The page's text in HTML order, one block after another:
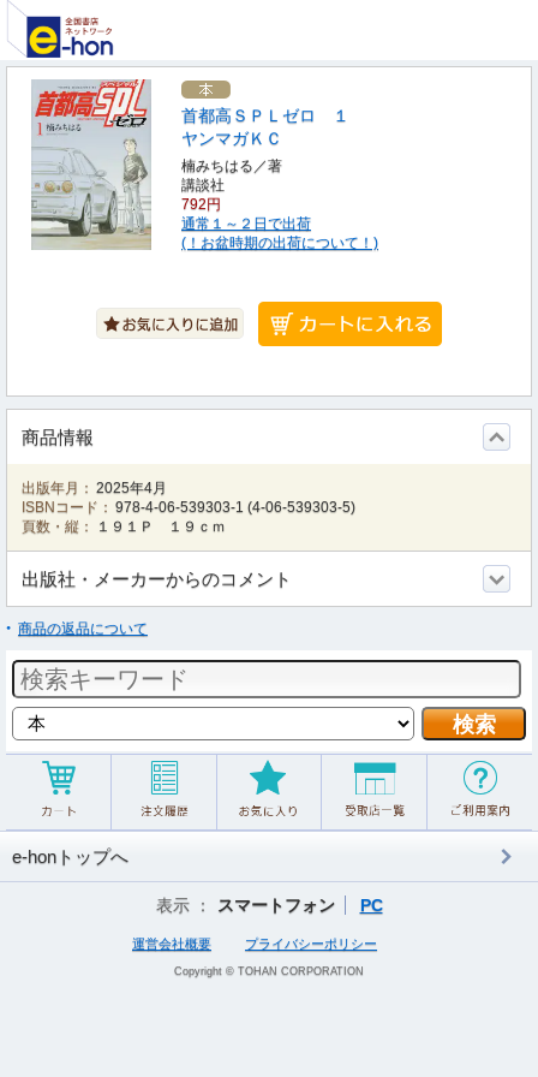
首都高ＳＰＬゼロ １
ヤンマガＫＣ
楠みちはる／著
講談社
792円
通常１～２日で出荷
(！お盆時期の出荷について！)
商品情報
出版年月： 2025年4月
ISBNコード： 978-4-06-539303-1 (4-06-539303-5)
頁数・縦：
１９１Ｐ １９ｃｍ
出版社・メーカーからのコメント
商品の返品について
e-honトップへ
表示 ： スマートフォン PC
運営会社概要 プライバシーポリシー
Copyright © TOHAN CORPORATION